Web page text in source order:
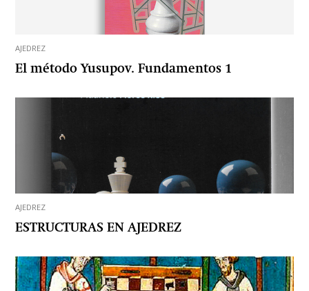
AJEDREZ
El método Yusupov. Fundamentos 1
AJEDREZ
ESTRUCTURAS EN AJEDREZ